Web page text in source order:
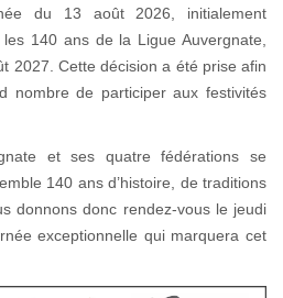
du 13 août 2026, initialement
140 ans de la Ligue Auvergnate,
2027. Cette décision a été prise afin
nombre de participer aux festivités
et ses quatre fédérations se
140 ans d’histoire, de traditions
donnons donc rendez-vous le jeudi
exceptionnelle qui marquera cet